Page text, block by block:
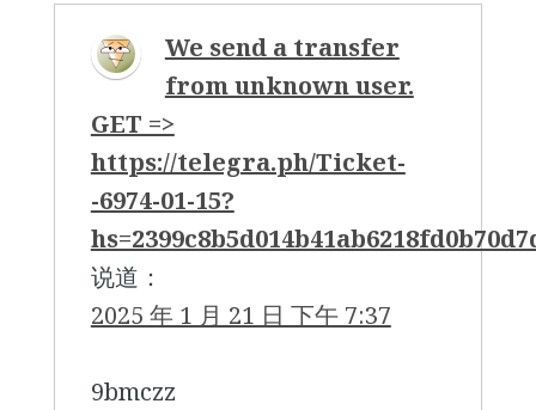
We send a transfer
from unknown user.
GET =>
https://telegra.ph/Ticket-
-6974-01-15?
说道：
2025 年 1 月 21 日 下午 7:37
9bmczz